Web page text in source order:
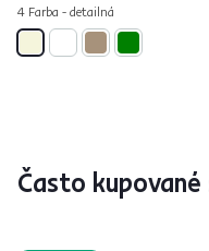
4 Farba - detailná
Často kupované